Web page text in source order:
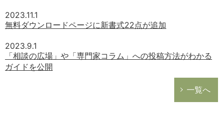
2023.11.1
無料ダウンロードページに新書式22点が追加
2023.9.1
「相談の広場」や「専門家コラム」への投稿方法がわかる
ガイドを公開
一覧へ